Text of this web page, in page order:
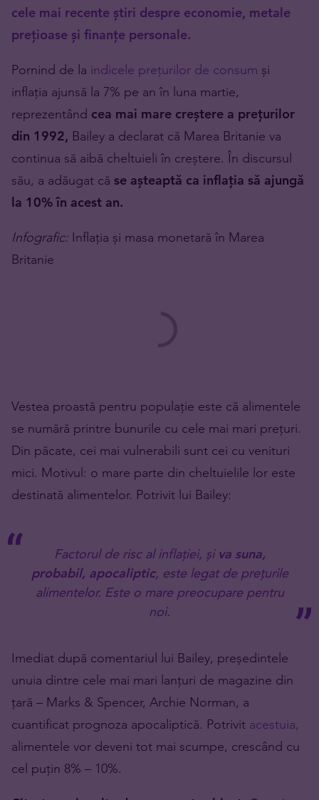
cele mai recente știri despre economie, metale
prețioase și finanțe personale.
Pornind de la indicele prețurilor de consum și
inflația ajunsă la 7% pe an în luna martie,
reprezentând cea mai mare creștere a prețurilor
din 1992, Bailey a declarat că Marea Britanie va
continua să aibă cheltuieli în creștere. În discursul
său, a adăugat că se așteaptă ca inflația să ajungă
la 10% în acest an.
Infografic: Inflația și masa monetară în Marea
Britanie
Vestea proastă pentru populație este că alimentele
se numără printre bunurile cu cele mai mari prețuri.
Din păcate, cei mai vulnerabili sunt cei cu venituri
mici. Motivul: o mare parte din cheltuielile lor este
destinată alimentelor. Potrivit lui Bailey:
Factorul de risc al inflației, și va suna,
probabil, apocaliptic, este legat de prețurile
alimentelor. Este o mare preocupare pentru
noi.
Imediat după comentariul lui Bailey, președintele
unuia dintre cele mai mari lanțuri de magazine din
țară – Marks & Spencer, Archie Norman, a
cuantificat prognoza apocaliptică. Potrivit acestuia,
alimentele vor deveni tot mai scumpe, crescând cu
cel puțin 8% – 10%.